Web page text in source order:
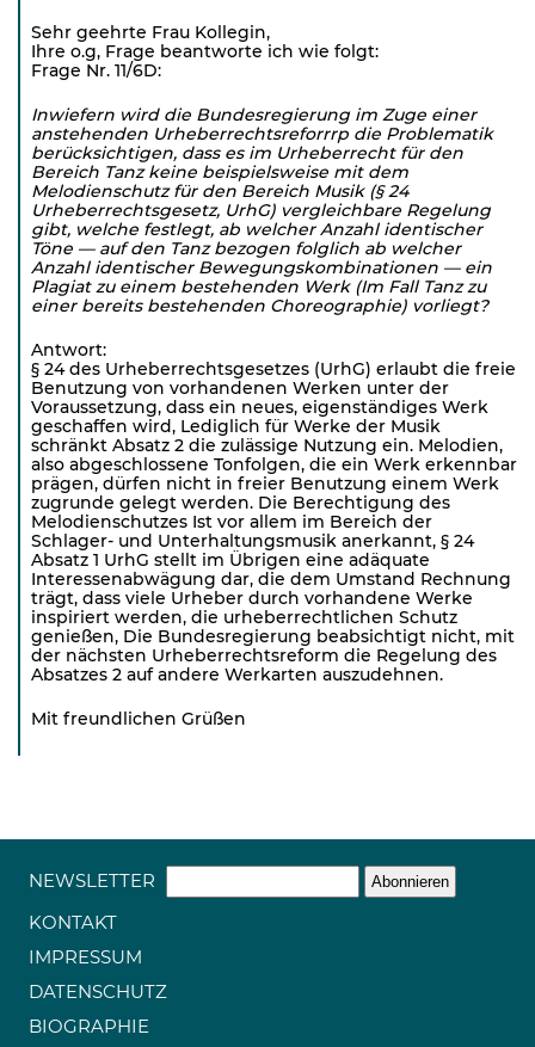
Sehr geehrte Frau Kollegin,
Ihre o.g, Frage beantworte ich wie folgt:
Frage Nr. 11/6D:
Inwiefern wird die Bundesregierung im Zuge einer
anstehenden Urheberrechtsreforrrp die Problematik
berücksichtigen, dass es im Urheberrecht für den
Bereich Tanz keine beispielsweise mit dem
Melodienschutz für den Bereich Musik (§ 24
Urheberrechtsgesetz, UrhG) vergleichbare Regelung
gibt, welche festlegt, ab welcher Anzahl identischer
Töne — auf den Tanz bezogen folglich ab welcher
Anzahl identischer Bewegungskombinationen — ein
Plagiat zu einem bestehenden Werk (Im Fall Tanz zu
einer bereits bestehenden Choreographie) vorliegt?
Antwort:
§ 24 des Urheberrechtsgesetzes (UrhG) erlaubt die freie
Benutzung von vorhandenen Werken unter der
Voraussetzung, dass ein neues, eigenständiges Werk
geschaffen wird, Lediglich für Werke der Musik
schränkt Absatz 2 die zulässige Nutzung ein. Melodien,
also abgeschlossene Tonfolgen, die ein Werk erkennbar
prägen, dürfen nicht in freier Benutzung einem Werk
zugrunde gelegt werden. Die Berechtigung des
Melodienschutzes Ist vor allem im Bereich der
Schlager- und Unterhaltungsmusik anerkannt, § 24
Absatz 1 UrhG stellt im Übrigen eine adäquate
Interessenabwägung dar, die dem Umstand Rechnung
trägt, dass viele Urheber durch vorhandene Werke
inspiriert werden, die urheberrechtlichen Schutz
genießen, Die Bundesregierung beabsichtigt nicht, mit
der nächsten Urheberrechtsreform die Regelung des
Absatzes 2 auf andere Werkarten auszudehnen.
Mit freundlichen Grüßen
NEWSLETTER
KONTAKT
IMPRESSUM
DATENSCHUTZ
BIOGRAPHIE